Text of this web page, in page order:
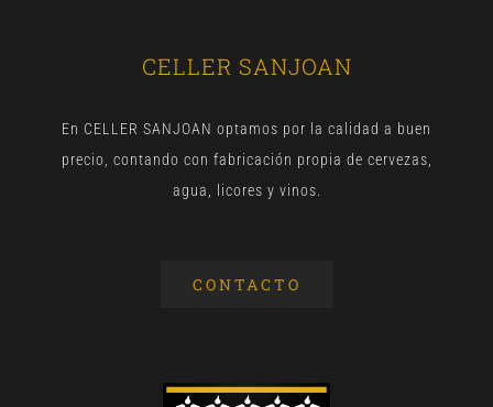
CELLER SANJOAN
En CELLER SANJOAN optamos por la calidad a buen
precio, contando con fabricación propia de cervezas,
agua, licores y vinos.
CONTACTO